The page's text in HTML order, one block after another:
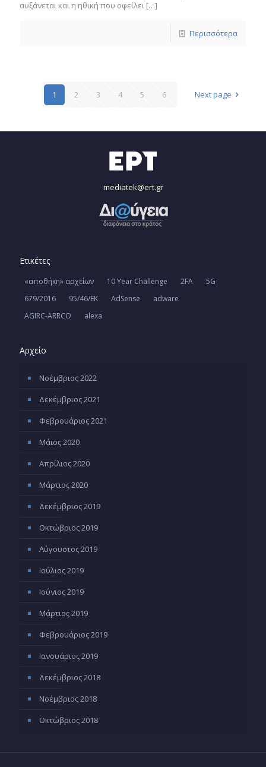
αυξάνεται και η ηθική που οφείλει […]
Περισσότερα
1 2 3 4 5 6 Next page
mediatek@ert.gr
Ετικέτες
«αποθήκη» αρχείων 10 Year Challenge 2FA
5G
679/2016
95/46/ΕΚ AdSense
adware
AGIRC-ARRCO
alexa
Αρχείο
Νοέμβριος 2022
Δεκέμβριος 2021
Φεβρουάριος 2021
Μάιος 2020
Απρίλιος 2020
Μάρτιος 2020
Δεκέμβριος 2019
Οκτώβριος 2019
Αύγουστος 2019
Ιούλιος 2019
Ιούνιος 2019
Μάρτιος 2019
Φεβρουάριος 2019
Ιανουάριος 2019
Δεκέμβριος 2018
Νοέμβριος 2018
Οκτώβριος 2018